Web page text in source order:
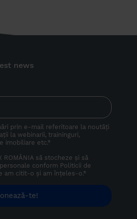
news
prin e-mail referitoare la noutăți
la webinarii, traininguri,
imobiliare etc.*
ROMÂNIA să stocheze și să
conform Politicii de
am citit-o și am înțeles-o.*